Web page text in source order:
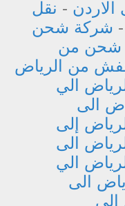
- نقل
- شركة شحن
شحن من
من الرياض
الي
الى
إلى
الى
الي
الى